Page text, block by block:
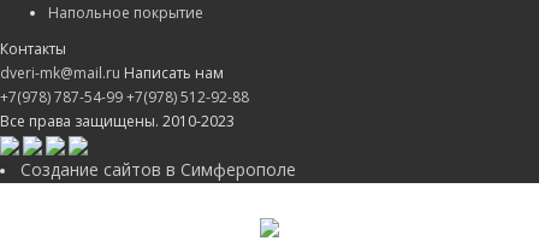
Напольное покрытие
Контакты
dveri-mk@mail.ru Написать нам
+7(978) 787-54-99+7(978) 512-92-88
Все права защищены. 2010-2023
Создание сайтов в Симферополе